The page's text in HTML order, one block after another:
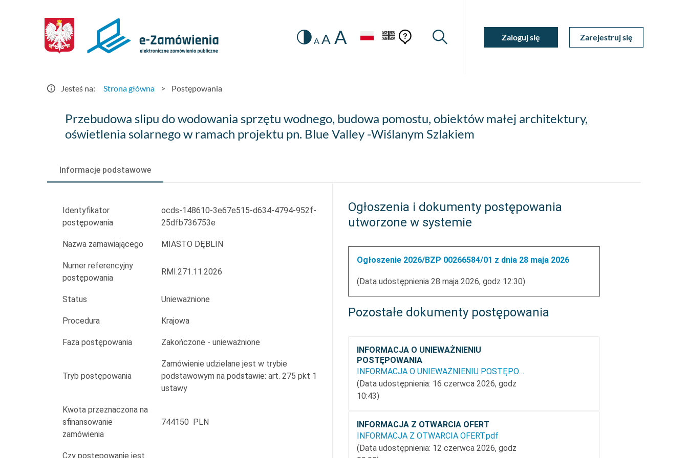
Postępowania
HEADER.SETTINGS_SR
Zmiana
A A A
Pomoc
PomocWyszukiwarka
MojeZaloguj się Zarejestruj się
Jesteś na: Strona główna > Postępowania
Przebudowa
slipu
wodowania
wodnego,
obiektów
małej
architektury,
oświetlenia
projektu
pn.
Przebudowa slipu do wodowania sprzętu wodnego, budowa pomostu, obiektów małej architektury,
oświetlenia solarnego w ramach projektu pn. Blue Valley -Wiślanym Szlakiem
Informacje podstawowe
Identyfikator
postępowania
ocds-148610-3e67e515-d634-4794-952f-
25dfb736753e
Nazwa zamawiającego MIASTO DĘBLIN
Numer referencyjny
postępowania
RMI.271.11.2026
Status Unieważnione
Procedura Krajowa
Faza postępowania Zakończone - unieważnione
Tryb postępowania
Zamówienie udzielane jest w trybie
podstawowym na podstawie: art. 275 pkt 1
ustawy
Kwota przeznaczona na
sfinansowanie
zamówienia
744150 PLN
Czy postępowanie jest
Ogłoszenia i dokumenty postępowania
utworzone w systemie
Ogłoszenie 2026/BZP 00266584/01 z dnia 28 maja 2026
(Data udostępnienia 28 maja 2026, godz 12:30)
Pozostałe dokumenty postępowania
INFORMACJA O UNIEWAŻNIENIU
POSTĘPOWANIA
INFORMACJA O UNIEWAŻNIENIU POSTĘPOWANIA.pdf
(Data udostępnienia: 16 czerwca 2026, godz
10:43)
INFORMACJA Z OTWARCIA OFERT
INFORMACJA Z OTWARCIA OFERT.pdf
(Data udostępnienia: 12 czerwca 2026, godz